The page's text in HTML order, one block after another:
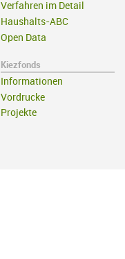
Verfahren im Detail
Haushalts-ABC
Open Data
Kiezfonds
Informationen
Vordrucke
Projekte